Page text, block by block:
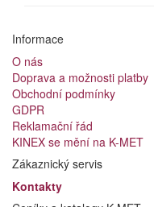
Informace
O nás
Doprava a možnosti platby
Obchodní podmínky
GDPR
Reklamační řád
KINEX se mění na K-MET
Zákaznický servis
Kontakty